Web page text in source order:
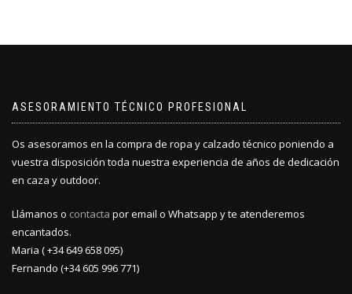
ASESORAMIENTO TÉCNICO PROFESIONAL
Os asesoramos en la compra de ropa y calzado técnico poniendo a
vuestra disposición toda nuestra experiencia de años de dedicación
en caza y outdoor.
Llámanos o contacta por email o Whatsapp y te atenderemos
encantados.
Maria ( +34 649 658 095)
Fernando (+34 605 996 771)